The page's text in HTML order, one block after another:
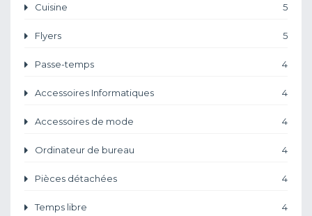
Cuisine 5
Flyers 5
Passe-temps 4
Accessoires Informatiques 4
Accessoires de mode 4
Ordinateur de bureau 4
Pièces détachées 4
Temps libre 4